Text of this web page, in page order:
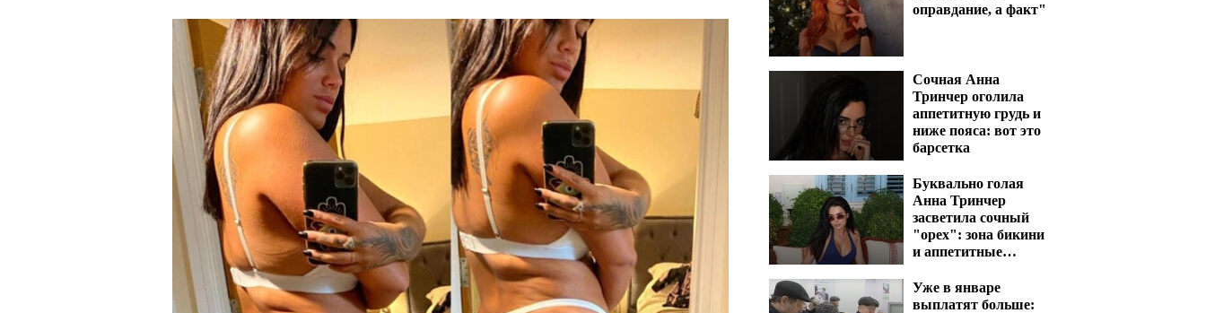
оправдание, а факт"
Сочная Анна
Тринчер оголила
аппетитную грудь и
ниже пояса: вот это
барсетка
Буквально голая
Анна Тринчер
засветила сочный
"орех": зона бикини
и аппетитные
наповал
Уже в январе
выплатят больше: